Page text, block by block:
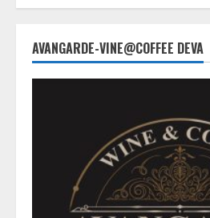
AVANGARDE-VINE@COFFEE DEVA